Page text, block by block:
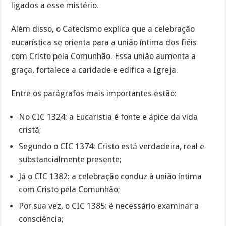
ligados a esse mistério.
Além disso, o Catecismo explica que a celebração
eucarística se orienta para a união íntima dos fiéis
com Cristo pela Comunhão. Essa união aumenta a
graça, fortalece a caridade e edifica a Igreja.
Entre os parágrafos mais importantes estão:
No CIC 1324: a Eucaristia é fonte e ápice da vida
cristã;
Segundo o CIC 1374: Cristo está verdadeira, real e
substancialmente presente;
Já o CIC 1382: a celebração conduz à união íntima
com Cristo pela Comunhão;
Por sua vez, o CIC 1385: é necessário examinar a
consciência;